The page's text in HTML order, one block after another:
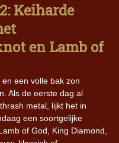
Keiharde
en Lamb of
een volle bak zon
Als de eerste dag al
metal, lijkt het in
een soortgelijke
of God, King Diamond,